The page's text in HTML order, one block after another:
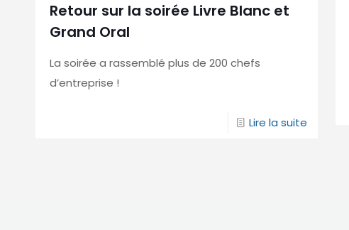
Retour sur la soirée Livre Blanc et
Grand Oral
La soirée a rassemblé plus de 200 chefs
d’entreprise !
Lire la suite